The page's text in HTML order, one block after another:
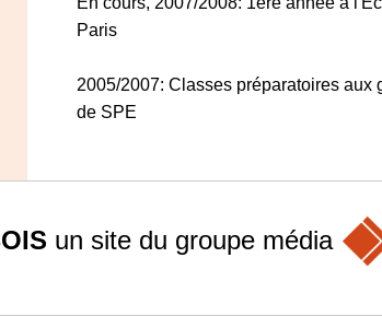
Paris
2005/2007: Classes préparatoires aux
de SPE
un site du groupe média